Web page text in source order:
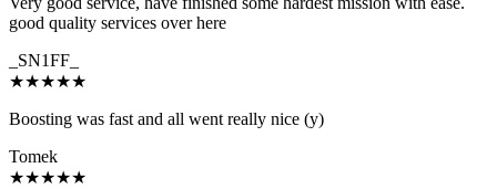
good quality services over here
_SN1FF_
★★★★★
Boosting was fast and all went really nice (y)
Tomek
★★★★★